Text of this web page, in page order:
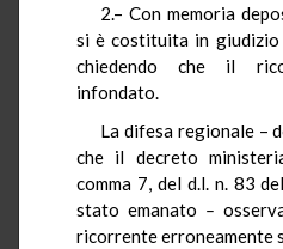
2.– Con memoria
si è costituita in giudizio
chiedendo che il
infondato.
La difesa regionale –
che il decreto
comma 7, del d.l. n. 83
stato emanato –
ricorrente erroneamente